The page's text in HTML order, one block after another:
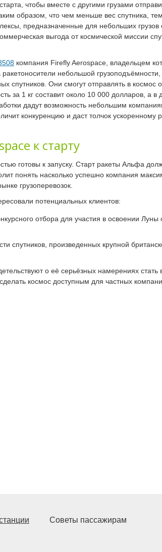
чтобы вместе с другими грузами
образом, что чем меньше вес спутника,
предназначенные для небольших грузов
выгода от космической миссии
компания Firefly Aerospace, владельцем
небольшой
спутников. Они смогут отправлять в космос
за 1 кг составит около 10 000 долларов, а
дадут возможность небольшим
конкуренцию и даст толчок ускоренному
к старту
готовы к запуску. Старт ракеты Альфа
понять насколько успешно компания
грузоперевозок.
потенциальных клиентов:
отбора для участия в освоении Луны
спутников, произведенных крупной
о её серьёзных намерениях стать
космос доступным для частных
Советы пассажирам